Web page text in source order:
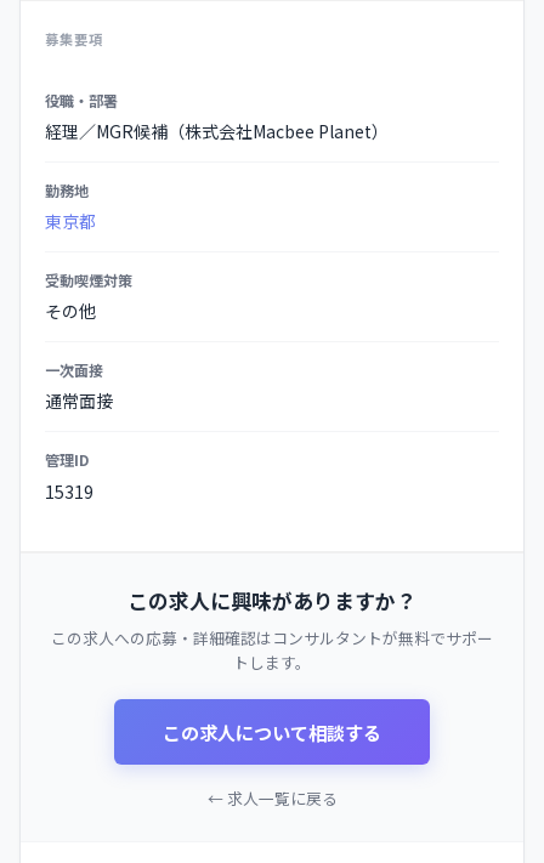
募集要項
集
要
詳
細
役職・部署
経理／MGR候補（株式会社Macbee Planet）
勤務地
東京都
受動喫煙対策
その他
一次面接
通常面接
管理ID
15319
この求人に興味がありますか？
この求人への応募・詳細確認はコンサルタントが無料でサポー
トします。
この求人について相談する
← 求人一覧に戻る